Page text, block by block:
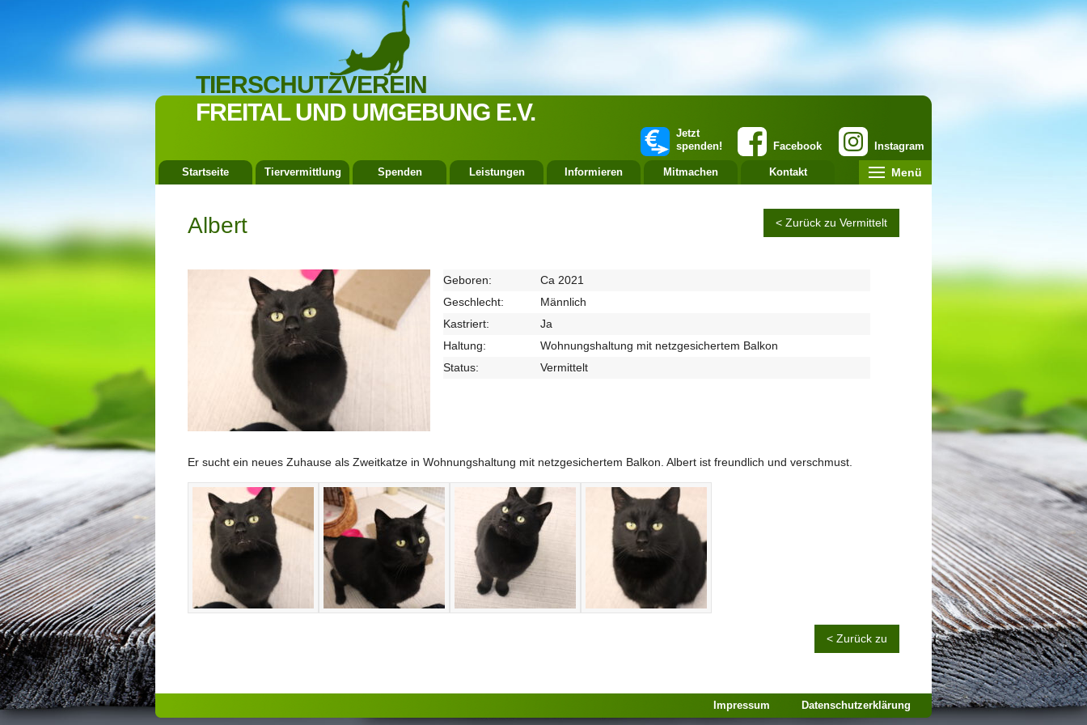
TIERSCHUTZVEREIN
FREITAL UND UMGEBUNG E.V.
Instagram
Facebook
Jetzt
spenden!
Startseite Tiervermittlung Spenden Leistungen Informieren Mitmachen Kontakt Menü
Albert < Zurück zu Vermittelt
Geboren:
Ca 2021
Geschlecht:
Männlich
Kastriert:
Ja
Haltung:
Wohnungshaltung mit netzgesichertem Balkon
Status:
Vermittelt
Er sucht ein neues Zuhause als Zweitkatze in Wohnungshaltung mit netzgesichertem Balkon. Albert ist freundlich und verschmust.
< Zurück zu
Impressum Datenschutzerklärung